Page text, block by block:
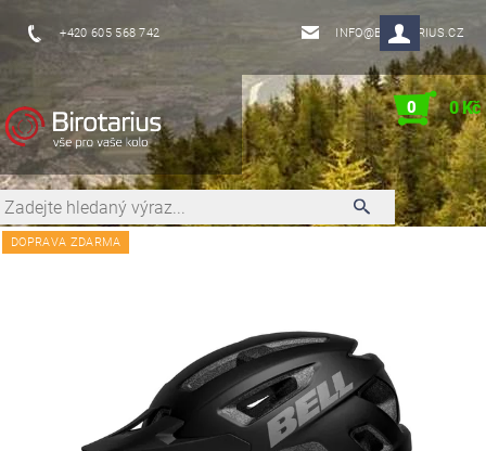
+420 605 568 742 INFO@BIROTARIUS.CZ
0 0 Kč
DOPRAVA ZDARMA